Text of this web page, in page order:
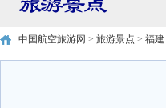
中国航空旅游网 > 旅游景点 > 福建